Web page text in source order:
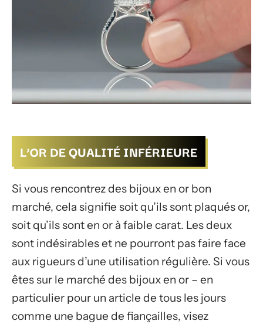
L’OR DE QUALITÉ INFÉRIEURE
Si vous rencontrez des bijoux en or bon
marché, cela signifie soit qu’ils sont plaqués or,
soit qu’ils sont en or à faible carat. Les deux
sont indésirables et ne pourront pas faire face
aux rigueurs d’une utilisation régulière. Si vous
êtes sur le marché des bijoux en or – en
particulier pour un article de tous les jours
comme une bague de fiançailles, visez